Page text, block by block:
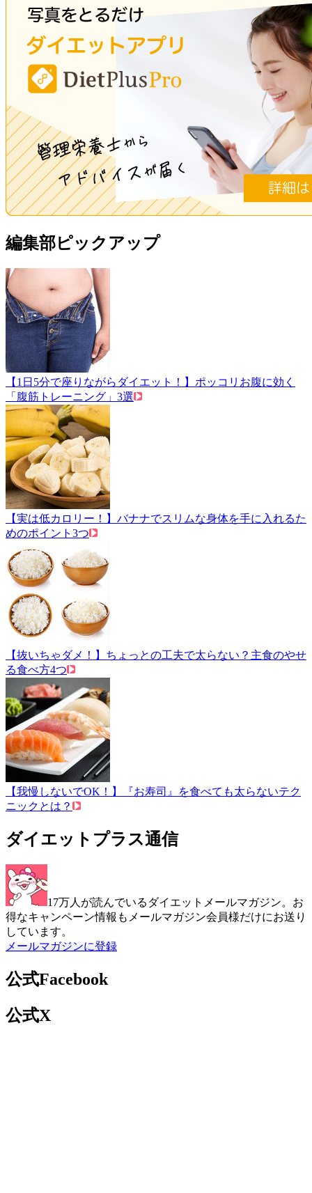
編集部ピックアップ
【1日5分で座りながらダイエット！】ポッコリお腹に効く
「腹筋トレーニング」3選
【実は低カロリー！】バナナでスリムな身体を手に入れるた
めのポイント3つ
【抜いちゃダメ！】ちょっとの工夫で太らない？主食のやせ
る食べ方4つ
【我慢しないでOK！】『お寿司』を食べても太らないテク
ニックとは？
ダイエットプラス通信
17万人が読んでいるダイエットメールマガジン。お
得なキャンペーン情報もメールマガジン会員様だけにお送り
しています。
メールマガジンに登録
公式Facebook
公式X